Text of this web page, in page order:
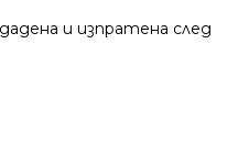
и изпратена след